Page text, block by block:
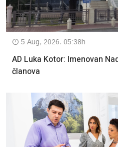
5 Aug, 2026. 05:38h
AD Luka Kotor: Imenovan
članova